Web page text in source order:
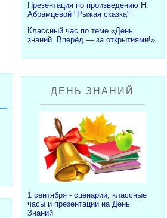
Презентация по произведению Н.
Абрамцевой "Рыжая сказка"
Классный час по теме «День
знаний. Вперёд — за открытиями!»
ДЕНЬ ЗНАНИЙ
1 сентября - сценарии, классные
часы и презентации на День
Знаний